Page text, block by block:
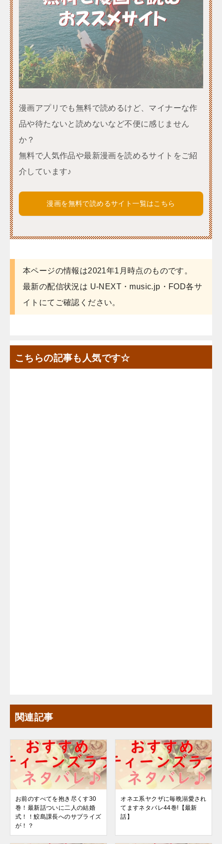
漫画アプリでも無料で読めるけど、マイナーな作
品や待たないと読めないなど不便に感じません
か？
無料で人気作品や最新漫画を読めるサイトをご紹
介しています♪
漫画を無料で読めるサイト一覧はこちら
本ページの情報は2021年1月時点のものです。
最新の配信状況は U-NEXT・music.jp・FOD各サ
イトにてご確認ください。
こちらの記事も人気です☆
関連記事
お前のすべてを抱き尽くす30
巻！最新話ついに二人の結婚
式！！鮫島課長へのサプライズ
が！？
オネエ系ヤクザに毎晩溺愛され
てますネタバレ44巻!【最新
話】